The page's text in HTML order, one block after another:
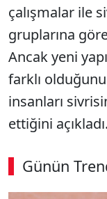
çalışmalar ile
gruplarına
Ancak yeni
farklı
insanları
ettiğini açıkladı.
Günün